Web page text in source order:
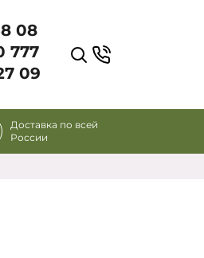
08
777
09
Доставка по всей
России